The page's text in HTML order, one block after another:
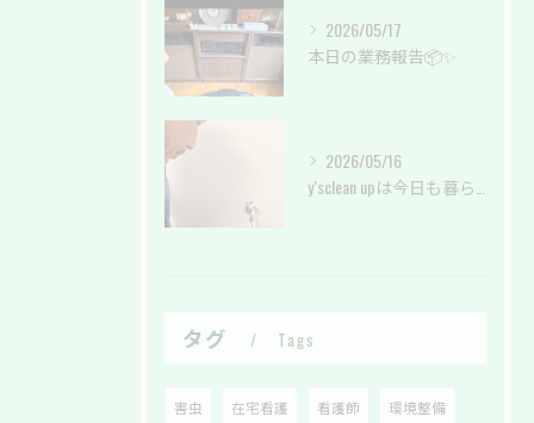
2026/05/17
本日の業務報告📦✨
2026/05/16
タグ Tags
害虫 在宅看護 看護師 環境整備